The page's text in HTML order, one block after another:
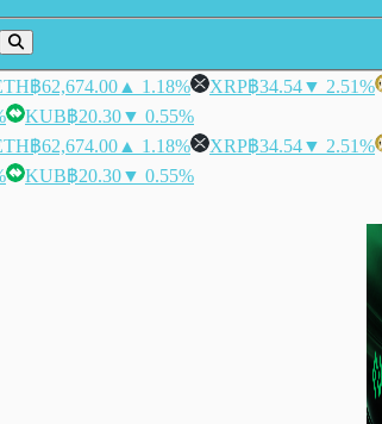
฿62,674.00 ▲ 1.18% XRP฿34.54▼ 2.51%
KUB฿20.30▼ 0.55%
฿62,674.00 ▲ 1.18% XRP฿34.54▼ 2.51%
KUB฿20.30▼ 0.55%